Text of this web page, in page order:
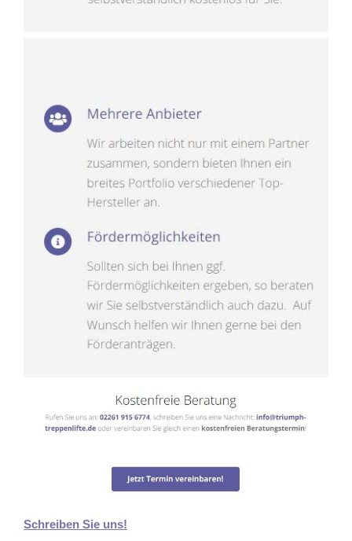
Schreiben Sie uns!